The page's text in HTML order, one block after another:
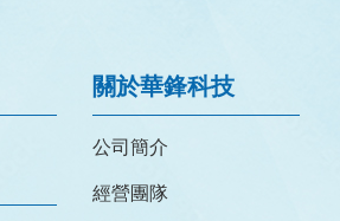
關於華鋒科技
公司簡介
經營團隊